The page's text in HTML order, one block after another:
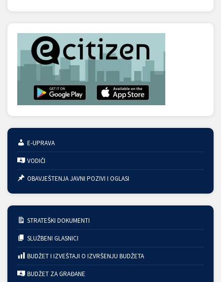
E-UPRAVA
VODIČI
OBAVJEŠTENJA JAVNI POZIVI I OGLASI
STRATEŠKI DOKUMENTI
SLUŽBENI GLASNICI
BUDŽET I IZVEŠTAJI O IZVRŠENJU BUDŽETA
BUDŽET ZA GRAĐANE